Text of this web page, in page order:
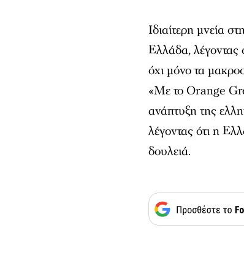
Ιδιαίτερη μνεία
Ελλάδα, λέγοντας
όχι μόνο τα
«Με το Orange
ανάπτυξη της
λέγοντας ότι η
δουλειά.